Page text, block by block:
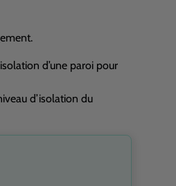
d’une paroi pour
d’isolation du